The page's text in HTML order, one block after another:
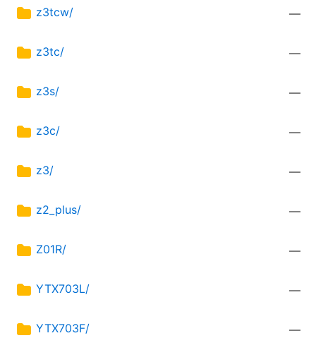
z3tcw/ —
z3tc/ —
z3s/ —
z3c/ —
z3/ —
z2_plus/ —
Z01R/ —
YTX703L/ —
YTX703F/ —